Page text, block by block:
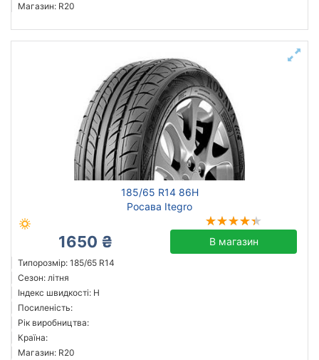
Магазин: R20
185/65 R14 86H
Росава Itegro
1650 ₴ В магазин
Типорозмір: 185/65 R14
Сезон: літня
Індекс швидкості: H
Посиленість:
Рік виробництва:
Країна:
Магазин: R20